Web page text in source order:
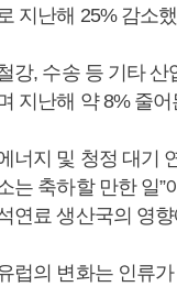
지난해 25% 감소
강, 수송 등 기타
지난해 약 8% 줄
너지 및 청정 대기
는 축하할 만한 일”
연료 생산국의 영
럽의 변화는 인류